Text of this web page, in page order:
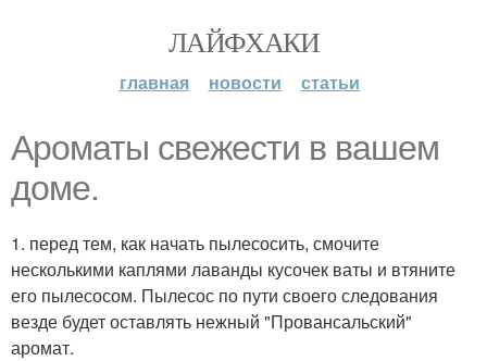
ЛАЙФХАКИ
главная новости статьи
Ароматы свежести в вашем
доме.
1. перед тем, как начать пылесосить, смочите
несколькими каплями лаванды кусочек ваты и втяните
его пылесосом. Пылесос по пути своего следования
везде будет оставлять нежный "Провансальский"
аромат.